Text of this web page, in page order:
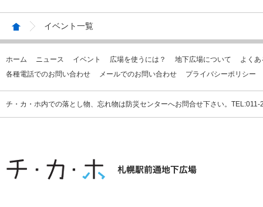
イベント一覧
ホーム ニュース イベント 広場を使うには？ 地下広場について
よく
各種電話でのお問い合わせ
メールでのお問い合わせ プライバシーポリシー
チ・カ・ホ内での落とし物、忘れ物は防災センターへお問合せ下さい。